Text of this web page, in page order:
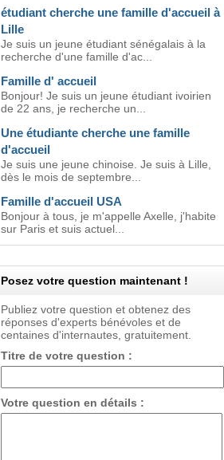
étudiant cherche une famille d'accueil à
Lille
Je suis un jeune étudiant sénégalais à la
recherche d'une famille d'ac...
Famille d' accueil
Bonjour! Je suis un jeune étudiant ivoirien
de 22 ans, je recherche un...
Une étudiante cherche une famille
d'accueil
Je suis une jeune chinoise. Je suis à Lille,
dès le mois de septembre...
Famille d'accueil USA
Bonjour à tous, je m'appelle Axelle, j'habite
sur Paris et suis actuel...
Posez votre question maintenant !
Publiez votre question et obtenez des
réponses d'experts bénévoles et de
centaines d'internautes, gratuitement.
Titre de votre question :
Votre question en détails :